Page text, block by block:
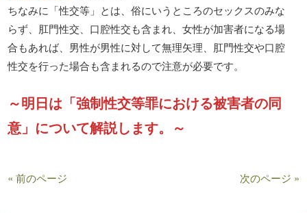
ちなみに「性交等」とは、俗にいうところのセックスのみな
らず、肛門性交、口腔性交も含まれ、女性が加害者になる場
合もあれば、男性が男性に対して無理矢理、肛門性交や口腔
性交を行った場合も含まれるので注意が必要です。
～明日は「強制性交等罪における被害者の同
意」について解説します。～
« 前のページ 次のページ »